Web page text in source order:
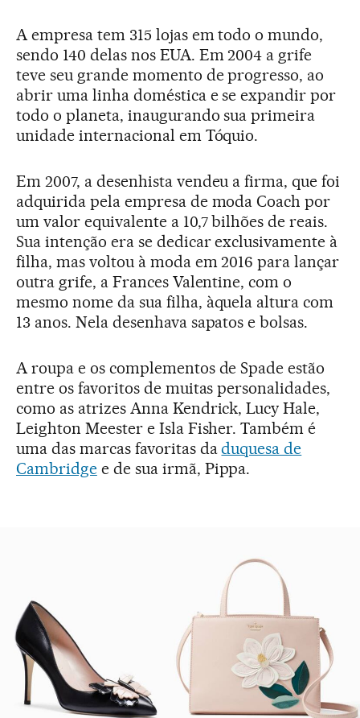
A empresa tem 315 lojas em todo o mundo,
sendo 140 delas nos EUA. Em 2004 a grife
teve seu grande momento de progresso, ao
abrir uma linha doméstica e se expandir por
todo o planeta, inaugurando sua primeira
unidade internacional em Tóquio.
Em 2007, a desenhista vendeu a firma, que foi
adquirida pela empresa de moda Coach por
um valor equivalente a 10,7 bilhões de reais.
Sua intenção era se dedicar exclusivamente à
filha, mas voltou à moda em 2016 para lançar
outra grife, a Frances Valentine, com o
mesmo nome da sua filha, àquela altura com
13 anos. Nela desenhava sapatos e bolsas.
A roupa e os complementos de Spade estão
entre os favoritos de muitas personalidades,
como as atrizes Anna Kendrick, Lucy Hale,
Leighton Meester e Isla Fisher. Também é
uma das marcas favoritas daduquesa de
Cambridgee de sua irmã, Pippa.